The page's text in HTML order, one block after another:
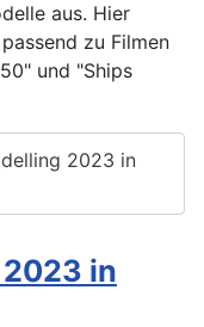
aus. Hier
zu Filmen
und "Ships
2023 in
in